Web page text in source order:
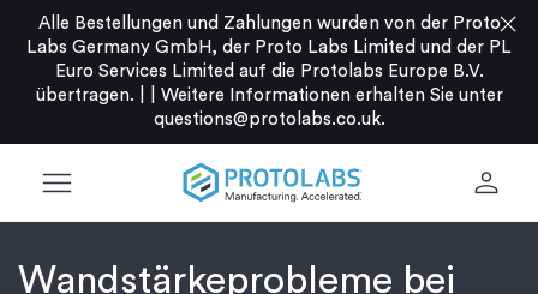
Alle Bestellungen und Zahlungen wurden von der Proto
Labs Germany GmbH, der Proto Labs Limited und der PL
Euro Services Limited auf die Protolabs Europe B.V.
übertragen. |
Weitere Informationen erhalten Sie unter
questions@protolabs.co.uk.
close
menu person
Wandstärkeprobleme bei